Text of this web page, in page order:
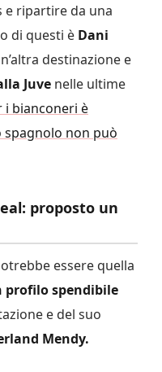
e ripartire da una
di questi è Dani
destinazione e
Juve nelle ultime
bianconeri è
spagnolo non può
proposto un
essere quella
profilo spendibile
e del suo
Mendy.